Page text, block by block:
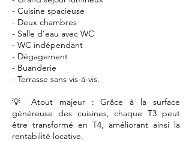
- Cuisine spacieuse
- Deux chambres
- Salle d’eau avec WC
- WC indépendant
- Dégagement
- Buanderie
- Terrasse sans vis-à-vis.
💡 Atout majeur : Grâce à la surface
généreuse des cuisines, chaque T3 peut
être transformé en T4, améliorant ainsi la
rentabilité locative.